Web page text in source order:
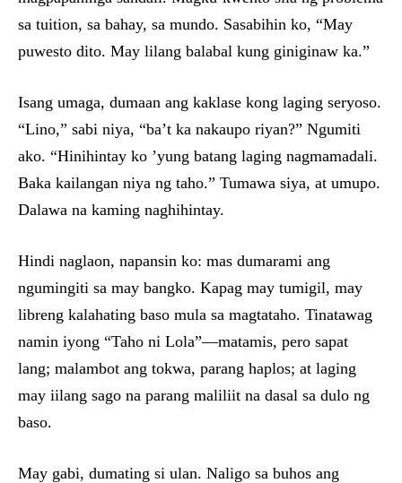
sa tuition, sa bahay, sa mundo. Sasabihin ko, “May
puwesto dito. May lilang balabal kung giniginaw ka.”
Isang umaga, dumaan ang kaklase kong laging seryoso.
“Lino,” sabi niya, “ba’t ka nakaupo riyan?” Ngumiti
ako. “Hinihintay ko ’yung batang laging nagmamadali.
Baka kailangan niya ng taho.” Tumawa siya, at umupo.
Dalawa na kaming naghihintay.
Hindi naglaon, napansin ko: mas dumarami ang
ngumingiti sa may bangko. Kapag may tumigil, may
libreng kalahating baso mula sa magtataho. Tinatawag
namin iyong “Taho ni Lola”—matamis, pero sapat
lang; malambot ang tokwa, parang haplos; at laging
may iilang sago na parang maliliit na dasal sa dulo ng
baso.
May gabi, dumating si ulan. Naligo sa buhos ang